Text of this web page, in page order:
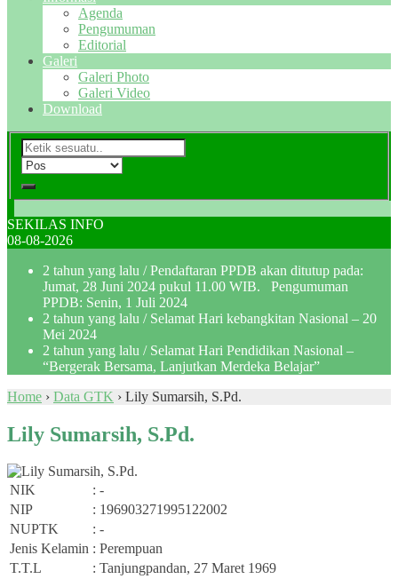
Agenda
Pengumuman
Editorial
Galeri
Galeri Photo
Galeri Video
Download
SEKILAS INFO
08-08-2026
2 tahun yang lalu / Pendaftaran PPDB akan ditutup pada:
Jumat, 28 Juni 2024 pukul 11.00 WIB. Pengumuman
PPDB: Senin, 1 Juli 2024
2 tahun yang lalu / Selamat Hari kebangkitan Nasional – 20
Mei 2024
2 tahun yang lalu / Selamat Hari Pendidikan Nasional –
“Bergerak Bersama, Lanjutkan Merdeka Belajar”
Home › Data GTK › Lily Sumarsih, S.Pd.
Lily Sumarsih, S.Pd.
NIK
: -
NIP
: 196903271995122002
NUPTK
: -
Jenis Kelamin : Perempuan
T.T.L
: Tanjungpandan, 27 Maret 1969